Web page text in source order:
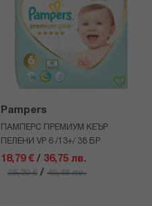
Pampers
ПАМПЕРС ПРЕМИУМ КЕЪР
ПЕЛЕНИ VP 6 /13+/ 38 БР
18,79 € / 36,75 лв.
25,30 € / 49,48 лв.